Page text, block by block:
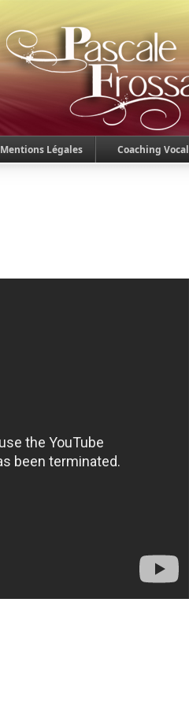
Mentions Légales Coaching Vocal